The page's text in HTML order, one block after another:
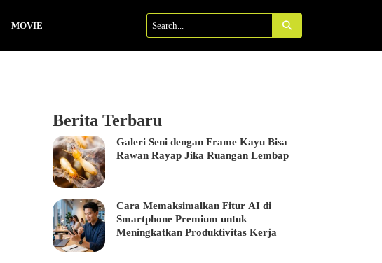
MOVIE
Berita Terbaru
Galeri Seni dengan Frame Kayu Bisa
Rawan Rayap Jika Ruangan Lembap
Cara Memaksimalkan Fitur AI di
Smartphone Premium untuk
Meningkatkan Produktivitas Kerja